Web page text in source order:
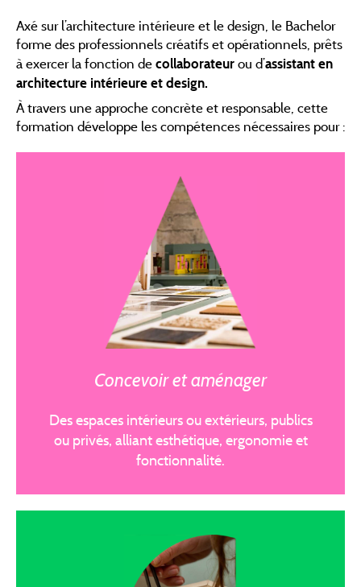
Axé sur l’architecture intérieure et le design, le Bachelor
forme des professionnels créatifs et opérationnels, prêts
à exercer la fonction decollaborateurou d’assistant en
architecture intérieure et design.
À travers une approche concrète et responsable, cette
formation développe les compétences nécessaires pour :
Concevoir et aménager
Des espaces intérieurs ou extérieurs, publics
ou privés, alliant esthétique, ergonomie et
fonctionnalité.